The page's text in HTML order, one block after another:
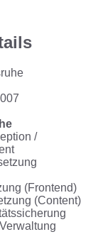
/
(Frontend)
(Content)